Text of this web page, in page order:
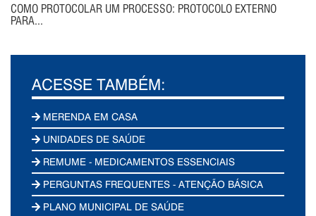
COMO PROTOCOLAR UM PROCESSO: PROTOCOLO EXTERNO
PARA...
ACESSE TAMBÉM:
MERENDA EM CASA
UNIDADES DE SAÚDE
REMUME - MEDICAMENTOS ESSENCIAIS
PERGUNTAS FREQUENTES - ATENÇÃO BÁSICA
PLANO MUNICIPAL DE SAÚDE